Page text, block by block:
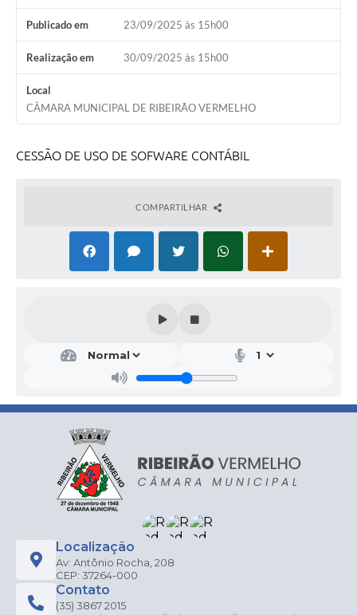
Publicado em 23/09/2025 às 15h00
Realização em 30/09/2025 às 15h00
Local
CÂMARA MUNICIPAL DE RIBEIRÃO VERMELHO
CESSÃO DE USO DE SOFWARE CONTÁBIL
COMPARTILHAR
Localização
Av: Antônio Rocha, 208
CEP: 37264-000
Contato
(35) 3867 2015